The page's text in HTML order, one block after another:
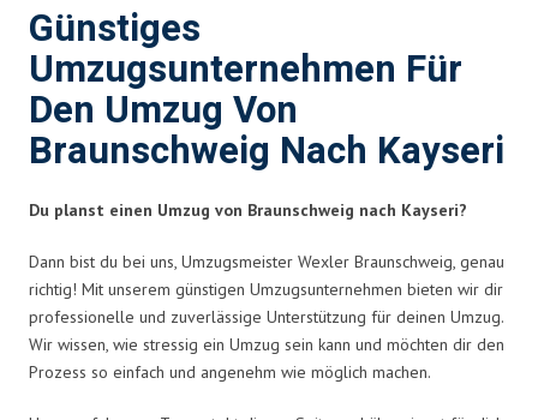
Günstiges
Umzugsunternehmen Für
Den Umzug Von
Braunschweig Nach Kayseri
Du planst einen Umzug von Braunschweig nach Kayseri?
Dann bist du bei uns, Umzugsmeister Wexler Braunschweig, genau
richtig! Mit unserem günstigen Umzugsunternehmen bieten wir dir
professionelle und zuverlässige Unterstützung für deinen Umzug.
Wir wissen, wie stressig ein Umzug sein kann und möchten dir den
Prozess so einfach und angenehm wie möglich machen.